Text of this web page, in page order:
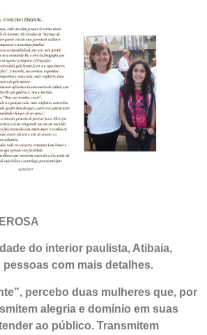
do interior paulista, Atibaia,
com mais detalhes.
percebo duas mulheres que, por
alegria e domínio em suas
ao público. Transmitem